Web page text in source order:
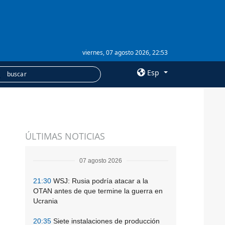
viernes, 07 agosto 2026, 22:53
Esp
Suscripción
ÚLTIMAS NOTICIAS
07 agosto 2026
21:30 WSJ: Rusia podría atacar a la
OTAN antes de que termine la guerra en
Ucrania
20:35 Siete instalaciones de producción